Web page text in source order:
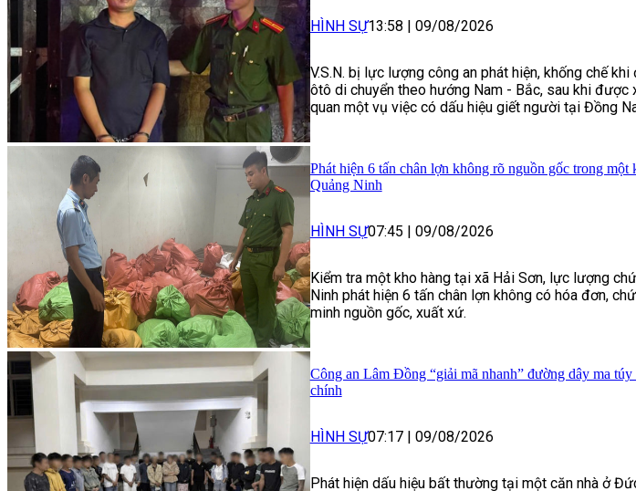
HÌNH SỰ13:58 | 09/08/2026
V.S.N. bị lực lượng công an phát hiện, khống chế khi
ôtô di chuyển theo hướng Nam - Bắc, sau khi được
quan một vụ việc có dấu hiệu giết người tại Đồng
Phát hiện 6 tấn chân lợn không rõ nguồn gốc trong một
Quảng Ninh
HÌNH SỰ07:45 | 09/08/2026
Kiểm tra một kho hàng tại xã Hải Sơn, lực lượng
Ninh phát hiện 6 tấn chân lợn không có hóa đơn,
minh nguồn gốc, xuất xứ.
Công an Lâm Đồng “giải mã nhanh” đường dây ma túy
chính
HÌNH SỰ07:17 | 09/08/2026
Phát hiện dấu hiệu bất thường tại một căn nhà ở